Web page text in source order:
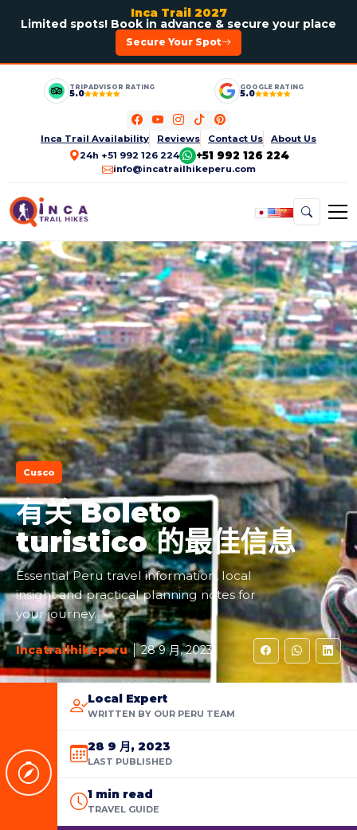
Inca Trail 2027
Limited spots! Book in advance & secure your place
Secure Your Spot
TRIPADVISOR RATING
5.0
GOOGLE RATING
5.0
Inca Trail Availability Reviews Contact Us
About Us
24h +51 992 126 224
+51 992 126 224
info@incatrailhikeperu.com
Cusco
有关 Boleto
turistico 的最佳信息
Essential Peru travel information, local
insight and practical planning notes for
your journey.
Incatrailhikeperu 28 9 月, 2023
Local Expert
WRITTEN BY OUR PERU TEAM
28 9 月, 2023
LAST PUBLISHED
1 min read
TRAVEL GUIDE